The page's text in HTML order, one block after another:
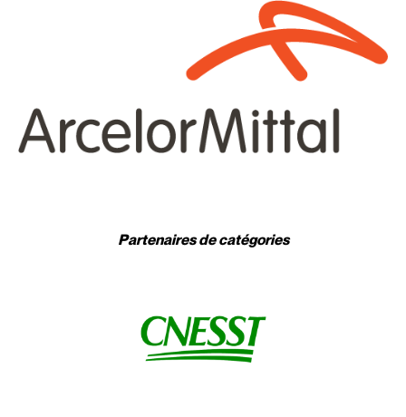
Partenaires de catégories